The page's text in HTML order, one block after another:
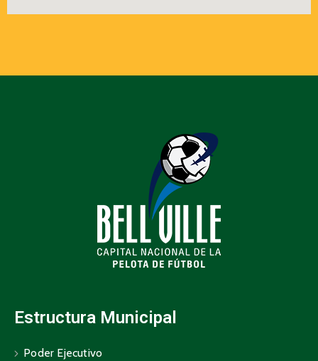
Estructura Municipal
Poder Ejecutivo